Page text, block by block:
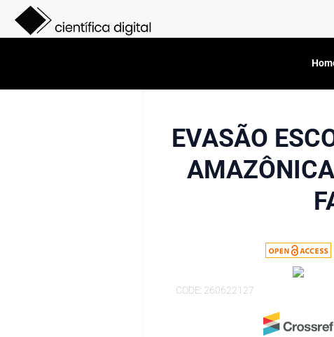
EVASÃO
CODE: 260622127